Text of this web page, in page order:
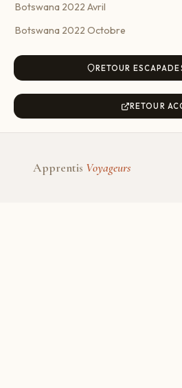
Botswana 2022 Avril
Botswana 2022 Octobre
RETOUR
RETOUR
Apprentis Voyageurs